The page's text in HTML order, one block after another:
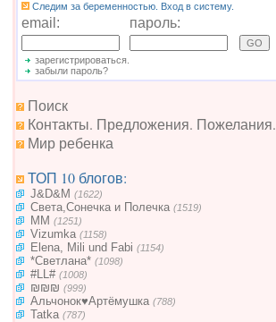
Следим за беременностью. Вход в систему.
email: пароль:
зарегистрироваться.
забыли пароль?
Поиск
Контакты. Предложения. Пожелания.
Мир ребенка
ТОП 10 блогов:
J&D&M (1622)
Света,Сонечка и Полечка (1519)
MM (1251)
Vizumka (1158)
Elena, Mili und Fabi (1154)
*Светлана* (1098)
#LL# (1008)
₪₪₪ (999)
Альчонок♥Артёмушка (788)
Tatka (787)